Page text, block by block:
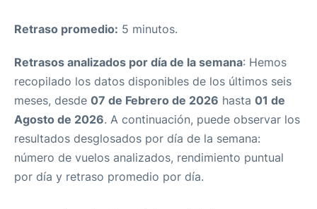
Retraso promedio: 5 minutos.
Retrasos analizados por día de la semana: Hemos
recopilado los datos disponibles de los últimos seis
meses, desde 07 de Febrero de 2026 hasta 01 de
Agosto de 2026. A continuación, puede observar los
resultados desglosados por día de la semana:
número de vuelos analizados, rendimiento puntual
por día y retraso promedio por día.